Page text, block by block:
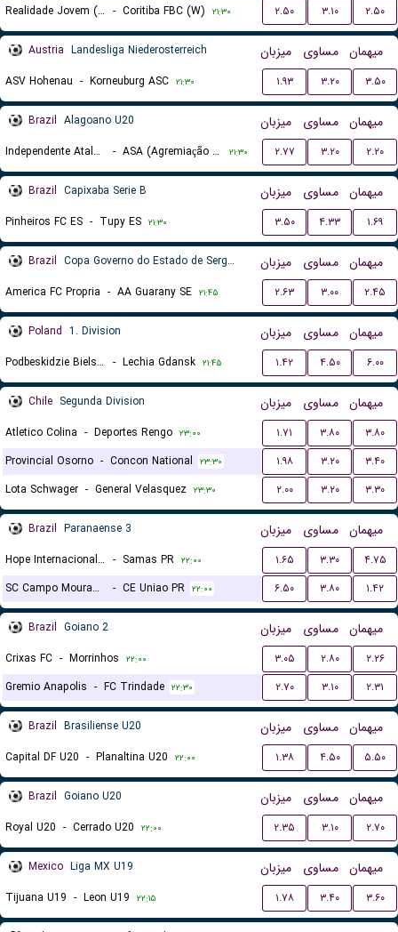
Realidade Jovem (W) - Coritiba FBC (W) ۲۱:۳۰ ۲.۵۰ ۳.۱۰ ۲.۵۰
Austria Landesliga Niederosterreich میزبان مساوی میهمان
ASV Hohenau - Korneuburg ASC ۲۱:۳۰ ۱.۹۳ ۳.۲۰ ۳.۵۰
Brazil Alagoano U20 میزبان مساوی میهمان
Independente Atalaia U20 - ASA (Agremiação Sportiva Arapiraquense) U20 ۲۱:۳۰ ۲.۷۷ ۳.۲۰ ۲.۲۰
Brazil Capixaba Serie B میزبان مساوی میهمان
Pinheiros FC ES - Tupy ES ۲۱:۳۰ ۳.۵۰ ۴.۳۳ ۱.۶۹
Brazil Copa Governo do Estado de Sergipe میزبان مساوی میهمان
America FC Propria - AA Guarany SE ۲۱:۴۵ ۲.۶۳ ۳.۰۰ ۲.۴۵
Poland 1. Division میزبان مساوی میهمان
Podbeskidzie Bielsko-Biala - Lechia Gdansk ۲۱:۴۵ ۱.۴۲ ۴.۵۰ ۶.۰۰
Chile Segunda Division میزبان مساوی میهمان
Atletico Colina - Deportes Rengo ۲۳:۰۰ ۱.۷۱ ۳.۸۰
۳.۸۰
Provincial Osorno - Concon National ۲۳:۳۰ ۱.۹۸ ۳.۲۰
۳.۴۰
Lota Schwager - General Velasquez ۲۳:۳۰ ۲.۰۰ ۳.۲۰ ۳.۳۰
Brazil Paranaense 3 میزبان مساوی میهمان
Hope Internacional FC - Samas PR ۲۲:۰۰ ۱.۶۵ ۳.۳۰
۴.۷۵
SC Campo Mourao PR
- CE Uniao PR ۲۲:۰۰ ۶.۵۰ ۳.۸۰ ۱.۴۲
Brazil Goiano 2 میزبان مساوی میهمان
Crixas FC - Morrinhos ۲۲:۰۰ ۳.۰۵ ۲.۸۰
۲.۲۶
Gremio Anapolis - FC Trindade ۲۲:۳۰ ۲.۷۰ ۳.۱۰ ۲.۳۱
Brazil Brasiliense U20 میزبان مساوی میهمان
Capital DF U20 - Planaltina U20 ۲۲:۰۰ ۱.۳۸ ۴.۵۰ ۵.۵۰
Brazil Goiano U20 میزبان مساوی میهمان
Royal U20 - Cerrado U20 ۲۲:۰۰ ۲.۳۵ ۳.۱۰ ۲.۷۰
Mexico Liga MX U19 میزبان مساوی میهمان
Tijuana U19 - Leon U19 ۲۲:۱۵ ۱.۷۸ ۳.۴۰ ۳.۶۰